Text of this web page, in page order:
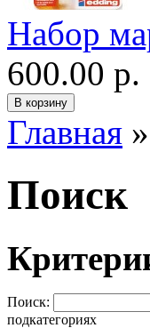
Набор
600.00 р.
Главная »
Поиск
Поиск:
подкатегориях